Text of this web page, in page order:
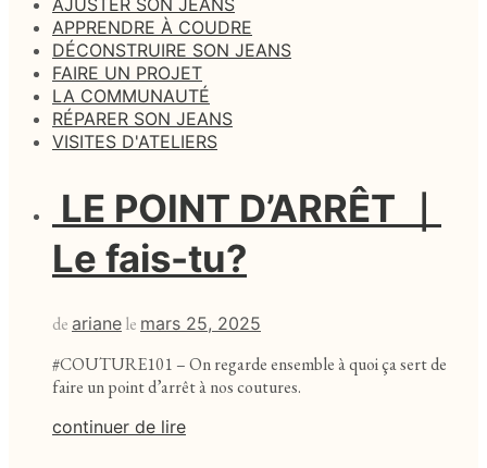
APPRENDRE À COUDRE
DÉCONSTRUIRE SON JEANS
FAIRE UN PROJET
LA COMMUNAUTÉ
RÉPARER SON JEANS
VISITES D'ATELIERS
LE POINT D’ARRÊT ｜
Le fais-tu?
de ariane le mars 25, 2025
#COUTURE101 – On regarde ensemble à quoi ça sert de
faire un point d’arrêt à nos coutures.
continuer de lire